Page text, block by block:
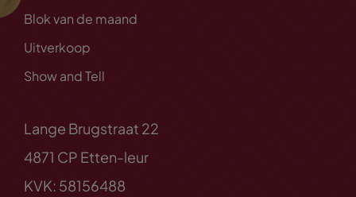
Blok van de maand
Uitverkoop
Show and Tell
Lange Brugstraat 22
4871 CP Etten-leur
KVK: 58156488